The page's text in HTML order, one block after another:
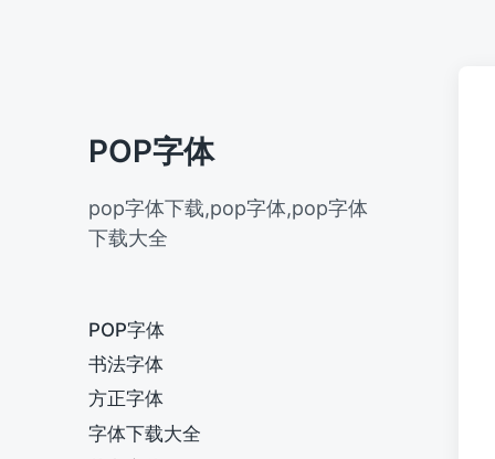
POP字体
pop字体下载,pop字体,pop字体
下载大全
POP字体
书法字体
方正字体
字体下载大全